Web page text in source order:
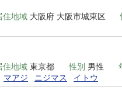
住地域 大阪府 大阪市城東区
住地域 東京都 性別 男性
マアジ ニジマス イトウ